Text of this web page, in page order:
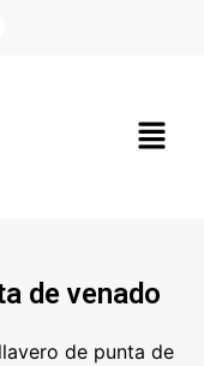
de venado
de punta de